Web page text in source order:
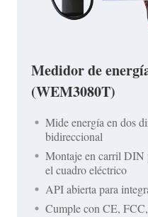
Medidor de
(WEM3080T)
Mide energía en dos
bidireccional
Montaje en carril DIN
el cuadro eléctrico
API abierta para
Cumple con CE,